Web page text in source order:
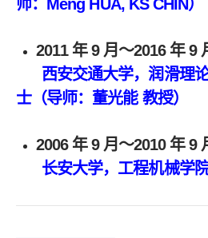
师：Meng HUA, KS CHIN）
2011 年 9 月～2016 年 9
西安交通大学，润滑理
士（导师：董光能 教授）
2006 年 9 月～2010 年 9
长安大学， 工程机械学